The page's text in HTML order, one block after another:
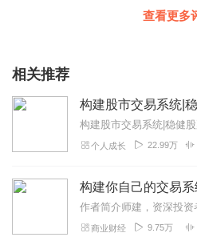
查看更多
相关推荐
构建股市交易系统|
个人成长 22.99万
商业财经 9.75万